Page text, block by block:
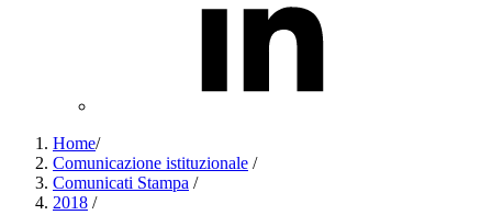
Home/
Comunicazione istituzionale /
Comunicati Stampa /
2018 /